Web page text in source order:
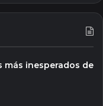
inesperados de